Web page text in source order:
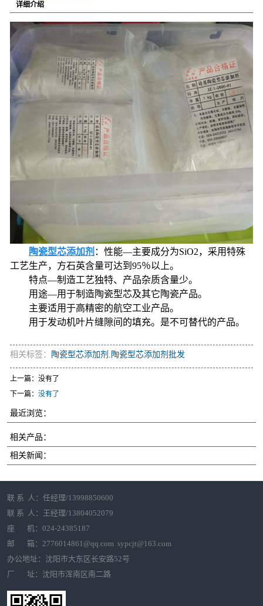
详细介绍
陶瓷型芯添加剂 ：性能―主要成分为SiO2，采用特殊
工艺生产，方石英含量可达到95％以上。
特点―制造工艺独特、产品杂质含量少。
用途—用于制造陶瓷型芯及其它陶瓷产品。
主要适用于高精密的航空工业产品。
用于发动机叶片缝隙间的填充。是不可替代的产品。
相关标签： 陶瓷型芯添加剂 陶瓷型芯添加剂批发
上一篇：没有了
下一篇： 没有了
最近浏览：
相关产品：
相关新闻：
联 系 人：任经理/13998850600
联 系 人：王经理/13804052079
座 机：024-24385187
邮 箱：2776014861@qq.com sypcjt@163.com
办公地址：沈阳市大东区长安路52号
厂 址：沈阳市浑南区南二路